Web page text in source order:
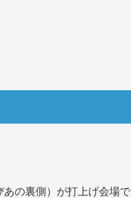
の裏側）が打上げ会場で